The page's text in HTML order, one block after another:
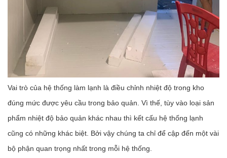
Vai trò của hệ thống làm lạnh là điều chỉnh nhiệt độ trong kho
đúng mức được yêu cầu trong bảo quản. Vì thế, tùy vào loại sản
phẩm nhiệt độ bảo quản khác nhau thì kết cấu hệ thống lạnh
cũng có những khác biệt. Bởi vậy chúng ta chỉ để cập đến một vài
bộ phận quan trọng nhất trong mỗi hệ thống.